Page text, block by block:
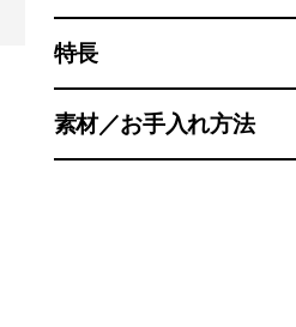
特長
素材／お手入れ方法